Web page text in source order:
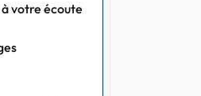
votre écoute